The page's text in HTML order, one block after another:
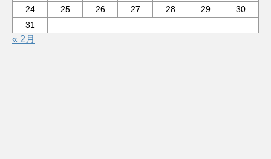
24
25 26 27 28 29
30
31
« 2月